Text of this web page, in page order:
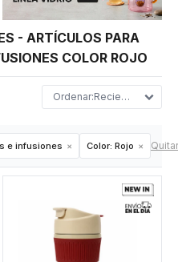
- ARTÍCULOS PARA
COLOR ROJO
Recientes
e infusiones Color: Rojo